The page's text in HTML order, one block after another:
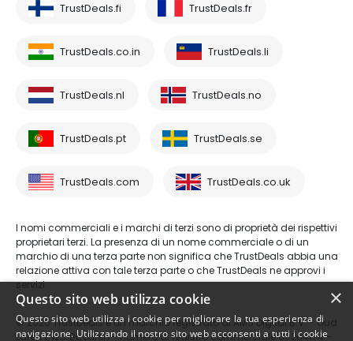
TrustDeals.fi TrustDeals.fr
TrustDeals.co.in TrustDeals.li
TrustDeals.nl TrustDeals.no
TrustDeals.pt TrustDeals.se
TrustDeals.com TrustDeals.co.uk
I nomi commerciali e i marchi di terzi sono di proprietà dei rispettivi
proprietari terzi. La presenza di un nome commerciale o di un
marchio di una terza parte non significa che TrustDeals abbia una
relazione attiva con tale terza parte o che TrustDeals ne approvi i
servizi.
© 2026 TrustDeals è un marchio registrato di AMS Digital B.V. - Oud
Laren 1, 1251BL, Laren - numero di registro commerciale 80264174 -
×
Questo sito web utilizza cookie
Questo sito web utilizza i cookie per migliorare la tua esperienza di
navigazione. Utilizzando il nostro sito web acconsenti a tutti i cookie